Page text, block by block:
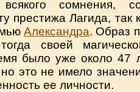
сомнения,
престижа Лагида, так
Александра. Образ
своей
было уже около 47
это не имело
ее личности.